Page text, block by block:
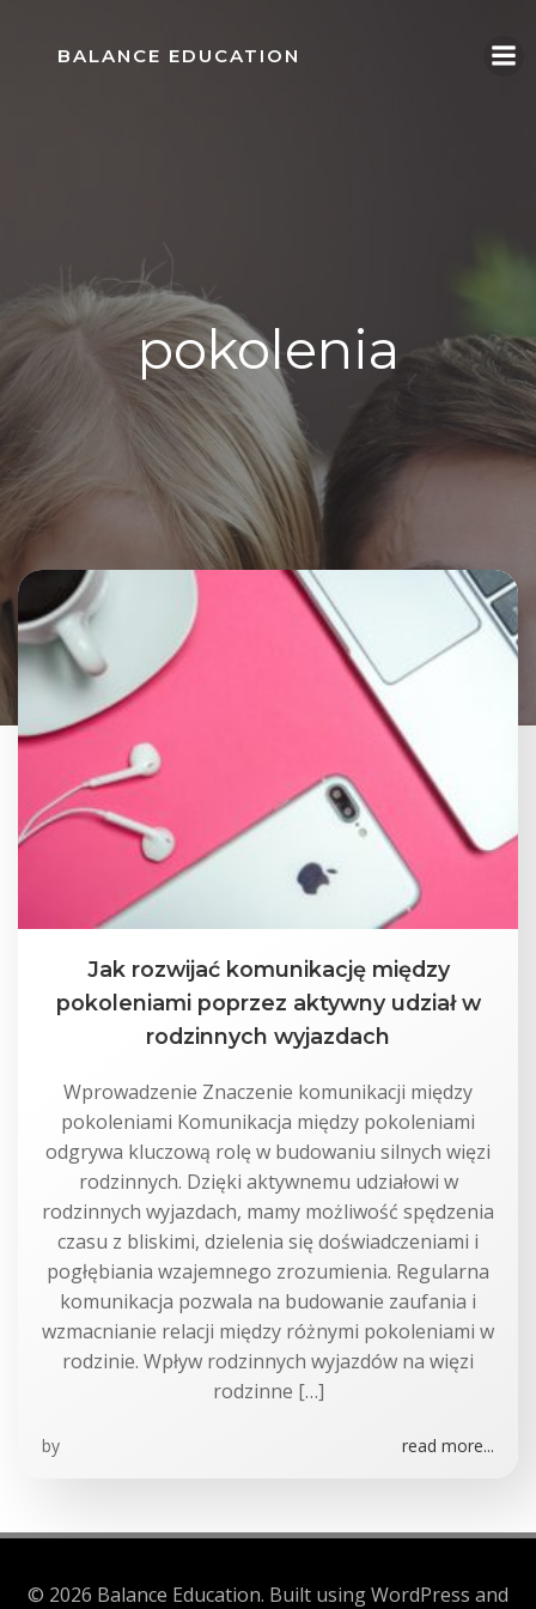
content
BALANCE EDUCATION
pokolenia
Jak rozwijać komunikację między
pokoleniami poprzez aktywny udział w
rodzinnych wyjazdach
Wprowadzenie Znaczenie komunikacji między
pokoleniami Komunikacja między pokoleniami
odgrywa kluczową rolę w budowaniu silnych więzi
rodzinnych. Dzięki aktywnemu udziałowi w
rodzinnych wyjazdach, mamy możliwość spędzenia
czasu z bliskimi, dzielenia się doświadczeniami i
pogłębiania wzajemnego zrozumienia. Regularna
komunikacja pozwala na budowanie zaufania i
wzmacnianie relacji między różnymi pokoleniami w
rodzinie. Wpływ rodzinnych wyjazdów na więzi
rodzinne […]
by read more...
© 2026 Balance Education. Built using WordPress and